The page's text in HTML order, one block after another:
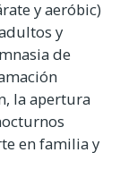
y aeróbic)
y
de
la apertura
en familia y